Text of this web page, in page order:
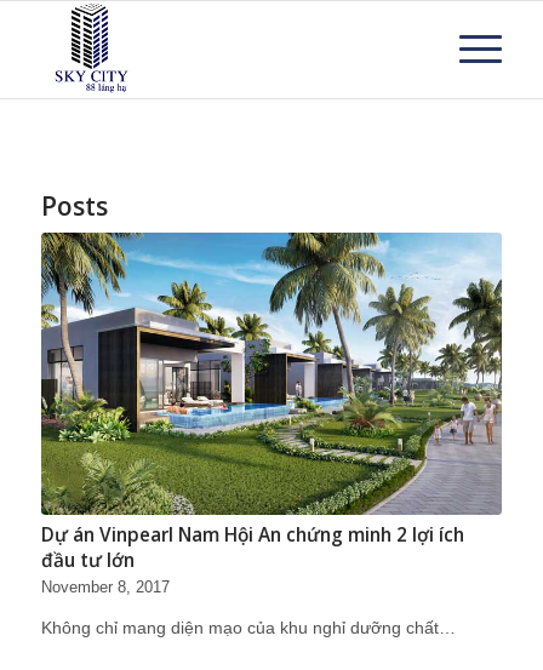
Posts
Dự án Vinpearl Nam Hội An chứng minh 2 lợi ích
đầu tư lớn
November 8, 2017
Không chỉ mang diện mạo của khu nghỉ dưỡng chất…